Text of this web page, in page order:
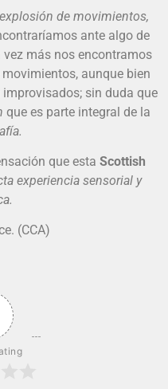
explosión de movimientos,
ante algo de
más nos encontramos
aunque bien
sin duda que
que es parte integral de la
que esta Scottish
experiencia sensorial y
(CCA)